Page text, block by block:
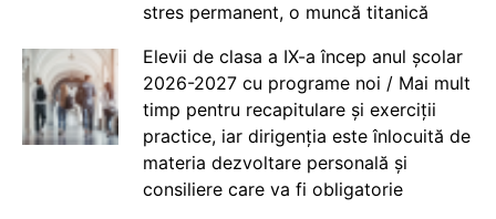
stres permanent, o muncă titanică
Elevii de clasa a IX-a încep anul școlar
2026-2027 cu programe noi / Mai mult
timp pentru recapitulare și exerciții
practice, iar dirigenția este înlocuită de
materia dezvoltare personală și
consiliere care va fi obligatorie